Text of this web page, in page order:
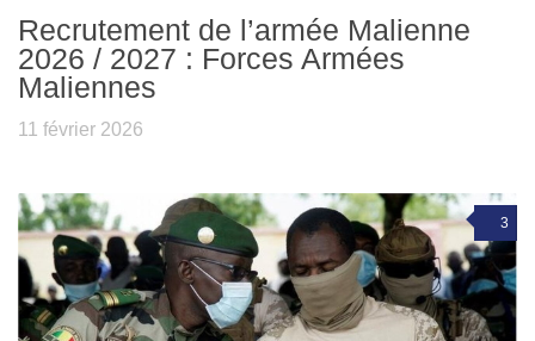
Recrutement de l’armée Malienne
2026 / 2027 : Forces Armées
Maliennes
11 février 2026
3